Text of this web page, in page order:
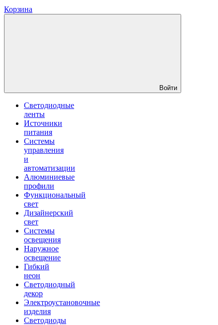
Корзина
Войти
Светодиодные
ленты
Источники
питания
Системы
управления
и
автоматизации
Алюминиевые
профили
Функциональный
свет
Дизайнерский
свет
Системы
освещения
Наружное
освещение
Гибкий
неон
Светодиодный
декор
Электроустановочные
изделия
Светодиоды